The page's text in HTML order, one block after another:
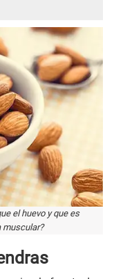
el huevo y que es
muscular?